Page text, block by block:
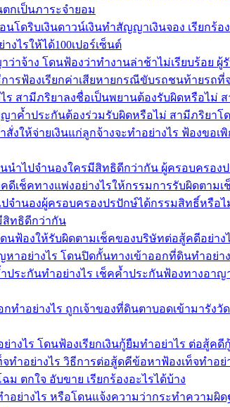
กเป็นภาระจำยอม
โดริบเงินดาวน์เงินทำสัญญาเงินจอง เรียก
งไรให้ได้100เปอร์เซ็นต์
าจ้าง โดนฟ้องว่าทำงานล่าช้าไม่เรียบร้อย
ารฟ้องเรียกค่าเสียหายกรณีขับรถชนท้ายร
สามีภริยาลงชื่อเป็นพยานต้องรับผิดหรือไม่
ค้ำประกันต้องร่วมรับผิดหรือไม่ สามีภริยา
งให้จ่ายเงินแก่ลูกจ้างจะทำอย่างไร ฟ้องข
นำไปจำนองใครมีสิทธิดีกว่ากัน ผู้ครอบครอ
ดีเช็คทางแพ่งอย่างไรให้กรรมการรับผิดตาม
จำนองผู้ครอบครองปรปักษ์ได้กรรมสิทธิ์หรื
สิทธิดีกว่ากัน
ฟ้องให้รับผิดตามเช็คของบริษัทต่อสู้คดีอย่าง
าอย่างไร โดนปิดกั้นทางเข้าออกที่ดินทำอย่
ระกันทำอย่างไร เช็คค้ำประกันฟ้องทางอา
กทำอย่างไร ถูกเจ้าของที่ดินตาบอดเข้ามารั
างไร โดนฟ้องเรียกเงินกู้ยืมทำอย่าไร ต่อสู้คดี
ำอย่างไร วิธีการต่อสู้ดคีข้อหาฟ้องเท็จทำอ
ตกใจ อับขาย เรียกร้องอะไรได้บ้าง
อย่างไร หรือโดนแจ้งความว่ากระทำความ